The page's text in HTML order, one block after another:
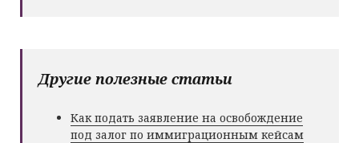
Другие полезные статьи
Как подать заявление на освобождение
под залог по иммиграционным кейсам